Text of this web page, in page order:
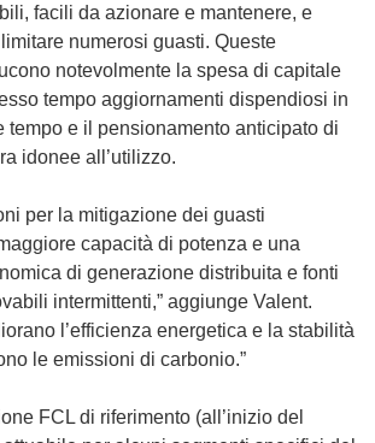
facili da azionare e mantenere, e
numerosi guasti. Queste
notevolmente la spesa di capitale
tempo aggiornamenti dispendiosi in
tempo e il pensionamento anticipato di
idonee all’utilizzo.
per la mitigazione dei guasti
capacità di potenza e una
di generazione distribuita e fonti
intermittenti,” aggiunge Valent.
l’efficienza energetica e la stabilità
le emissioni di carbonio.”
FCL di riferimento (all’inizio del